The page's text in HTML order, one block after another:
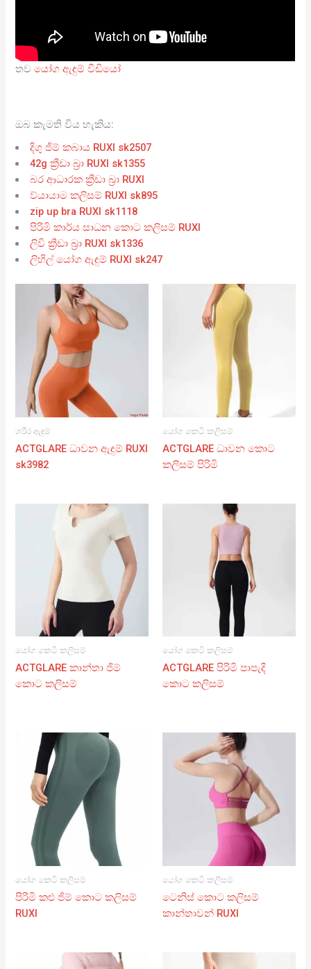
තවයෝග ඇඳුම් වීඩියෝ
ඔබ කැමති විය හැකිය:
දිගු ජිම් කබාය RUXI sk2507
42g ක්‍රීඩා බ්‍රා RUXI sk1355
බර ආධාරක ක්‍රීඩා බ්‍රා RUXI
ව්යායාම කලිසම් RUXI sk895
zip up bra RUXI sk1118
පිරිමි කාර්ය සාධන කොට කලිසම් RUXI
ලිවි ක්‍රීඩා බ්‍රා RUXI sk1336
ලිහිල් යෝග ඇඳුම් RUXI sk247
ශරීර ඇඳුම්
ACTGLARE ධාවන ඇඳුම් RUXI
sk3982
යෝග කෙටි කලිසම්
ACTGLARE ධාවන කොට
කලිසම් පිරිමි
යෝග කෙටි කලිසම්
ACTGLARE කාන්තා ජිම්
කොට කලිසම්
යෝග කෙටි කලිසම්
ACTGLARE පිරිමි පාපැදි
කොට කලිසම්
යෝග කෙටි කලිසම්
පිරිමි කළු ජිම් කොට කලිසම්
RUXI
යෝග කෙටි කලිසම්
ටෙනිස් කොට කලිසම්
කාන්තාවන් RUXI